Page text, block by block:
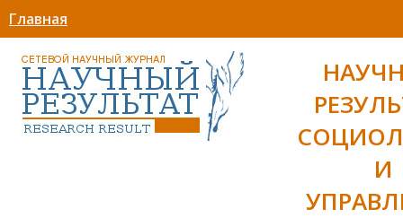
Главная
И